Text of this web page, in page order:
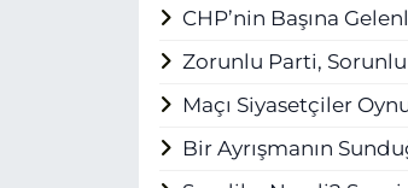
CHP’nin Başına
Zorunlu Parti,
Maçı Siyasetçiler
Bir Ayrışmanın